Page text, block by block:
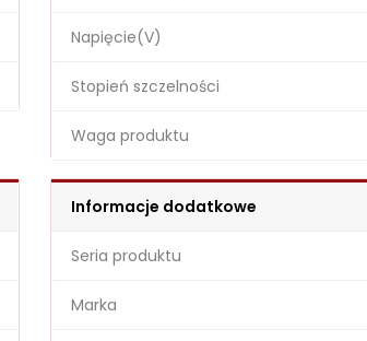
Napięcie(V)
Stopień szczelności
Waga produktu
Informacje dodatkowe
Seria produktu
Marka